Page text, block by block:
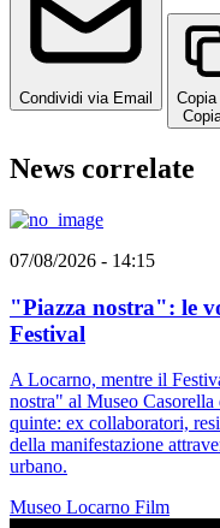
Condividi via Email
Copia
News correlate
07/08/2026 - 14:15
"Piazza nostra": le
Festival
A Locarno, mentre il
nostra" al Museo
quinte: ex collaboratori,
della manifestazione
urbano.
Museo Locarno Film